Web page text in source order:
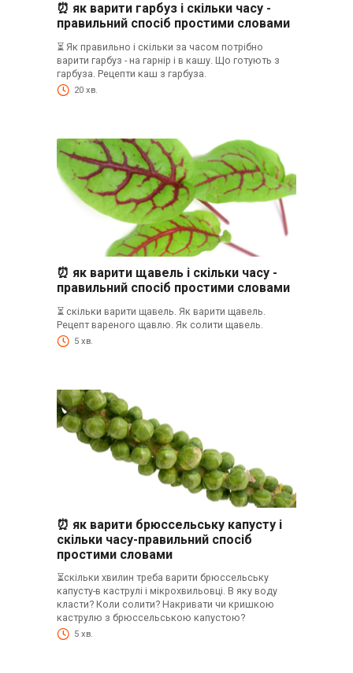
⏰ як варити гарбуз і скільки часу -
правильний спосіб простими словами
⏳ Як правильно і скільки за часом потрібно
варити гарбуз - на гарнір і в кашу. Що готують з
гарбуза. Рецепти каш з гарбуза.
20 хв.
⏰ як варити щавель і скільки часу -
правильний спосіб простими словами
⏳ скільки варити щавель. Як варити щавель.
Рецепт вареного щавлю. Як солити щавель.
5 хв.
⏰ як варити брюссельську капусту і
скільки часу-правильний спосіб
простими словами
⏳скільки хвилин треба варити брюссельську
капусту-в каструлі і мікрохвильовці. В яку воду
класти? Коли солити? Накривати чи кришкою
каструлю з брюссельською капустою?
5 хв.